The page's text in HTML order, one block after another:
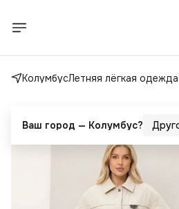
КолумбусЛетняя лёгкая одежда
Ваш город — Колумбус?